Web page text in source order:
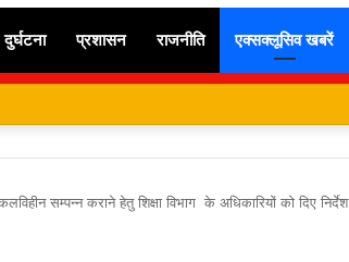
दुर्घटना प्रशासन राजनीति एक्सक्लूसिव खबरें
सम्पन्न कराने हेतु शिक्षा विभाग के अधिकारियों को दिए निर्देश